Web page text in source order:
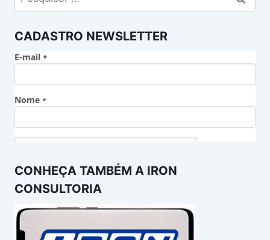
por:
CADASTRO NEWSLETTER
CONHEÇA TAMBÉM A IRON
CONSULTORIA